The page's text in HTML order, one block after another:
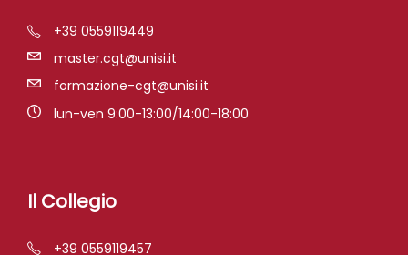
+39 0559119449
master.cgt@unisi.it
formazione-cgt@unisi.it
lun-ven 9:00-13:00/14:00-18:00
Il Collegio
+39 0559119457